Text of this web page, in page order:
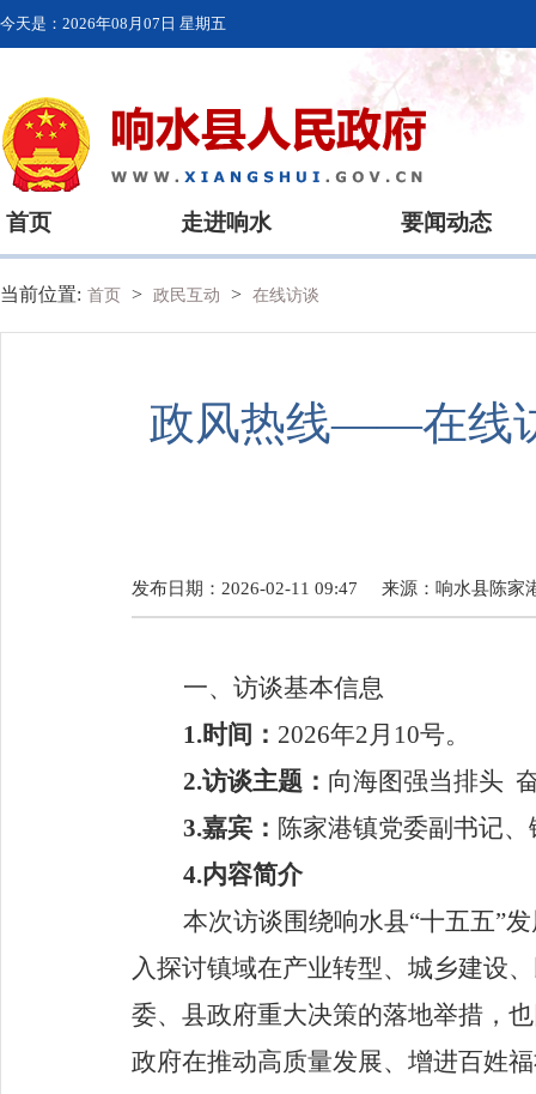
今天是： 2026年08月07日 星期五
首页 走进响水 要闻动态
当前位置: 首页 > 政民互动 > 在线访谈
政风热线——在线
发布日期：2026-02-11 09:47 来源： 响水县陈家
一、访谈基本信息
1.时间： 2026年2月 10号。
2.访谈主题 ： 向海图强当排头
3.嘉宾 ： 陈家港镇党委副书记、
4.内容简介
本次访谈围绕响水县“十五五”
入探讨镇域在产业转型、城乡建设
委、县政府重大决策的落地举措，
政府在推动高质量发展、增进百姓